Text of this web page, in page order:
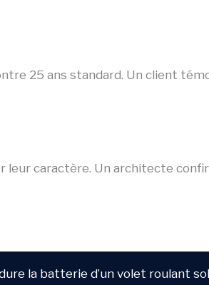
25 ans standard. Un client
caractère. Un architecte
la batterie d’un volet roulant